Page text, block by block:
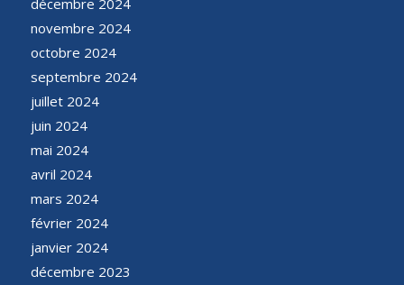
novembre 2024
octobre 2024
septembre 2024
juillet 2024
juin 2024
mai 2024
avril 2024
mars 2024
février 2024
janvier 2024
décembre 2023